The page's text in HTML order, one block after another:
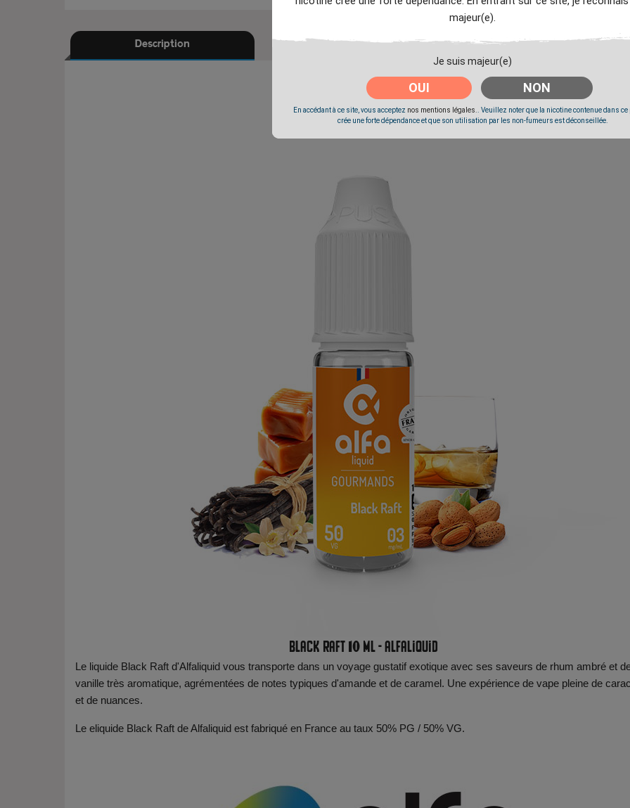
majeur(e).
Je suis majeur(e)
OUI NON
En accédant à ce site, vous acceptez nos mentions légales.
. Veuillez noter que la nicotine contenue dans
crée une forte dépendance et que son utilisation par les non-fumeurs est déconseillée.
Description
Black Raft 10 ml - Alfaliquid
Le liquide Black Raft d'Alfaliquid vous transporte dans un voyage gustatif exotique avec ses saveurs de rhum ambré et
vanille très aromatique, agrémentées de notes typiques d'amande et de caramel. Une expérience de vape pleine de
et de nuances.
Le eliquide Black Raft de Alfaliquid est fabriqué en France au taux 50% PG / 50% VG.